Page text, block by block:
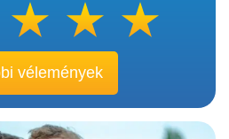
vélemények